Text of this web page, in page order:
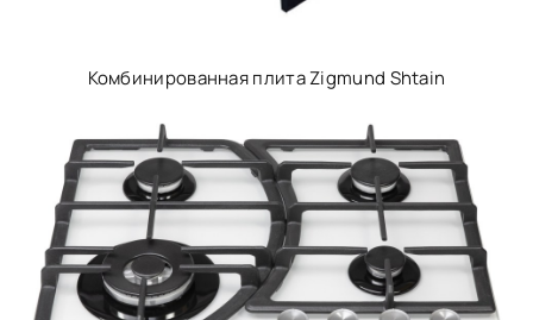
Комбинированная плита Zigmund Shtain